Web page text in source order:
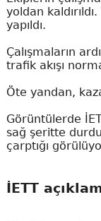
yoldan
yapıldı.
Çalışmaların
trafik akışı
Öte yandan,
Görüntülerde
sağ şeritte
çarptığı
İETT